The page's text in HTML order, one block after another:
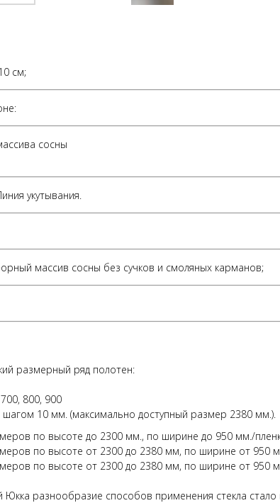
см;
сосны
укутывания.
массив сосны без сучков и смоляных карманов;
размерный ряд полотен:
800, 900
10 мм. (максимально доступный размер 2380 мм.).
по высоте до 2300 мм., по ширине до 950 мм./
по высоте от 2300 до 2380 мм, по ширине от 950
по высоте от 2300 до 2380 мм, по ширине от 950
Юкка разнообразие способов применения стекла